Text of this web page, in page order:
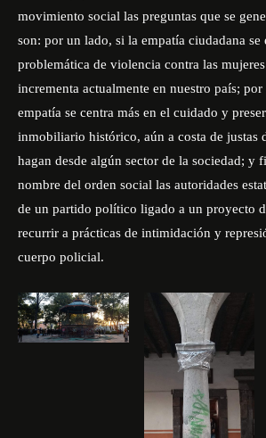
movimiento social las preguntas que se
son: por un lado, si la empatía ciudadana se
problemática de violencia contra las
incrementa actualmente en nuestro país;
empatía se centra más en el cuidado y
inmobiliario histórico, aún a costa de justas
hagan desde algún sector de la sociedad; y
nombre del orden social las autoridades
de un partido político ligado a un proyecto
recurrir a prácticas de intimidación y
cuerpo policial.